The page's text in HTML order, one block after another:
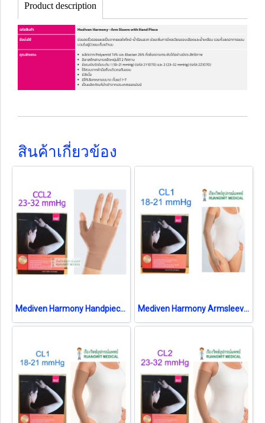
Product description
สินค้าเกี่ยวข้อง
Mediven Harmony Handpiece Class 2 (23-32 mmHg) (2Z2070) Mediven Harmony Armsleeve with Hand Class 1 (18-21 mmHg) (2Y1070)